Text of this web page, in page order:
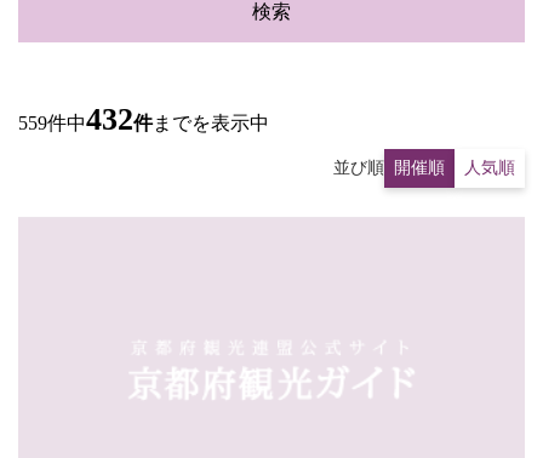
検索
559件中432件までを表示中
並び順 開催順 人気順